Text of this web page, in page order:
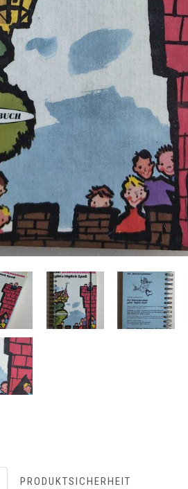
PRODUKTSICHERHEIT